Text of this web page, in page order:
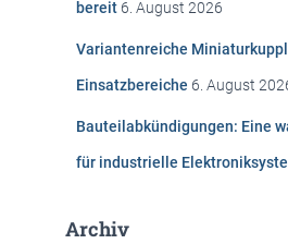
bereit 6. August 2026
Variantenreiche
Einsatzbereiche 6. August
Bauteilabkündigungen: Eine
für industrielle
Archiv